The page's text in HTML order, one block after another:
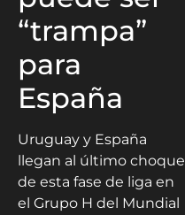
“trampa”
para
España
Uruguay y España
llegan al último choque
de esta fase de liga en
el Grupo H del Mundial